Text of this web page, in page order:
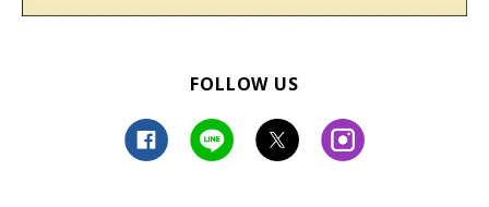
FOLLOW US